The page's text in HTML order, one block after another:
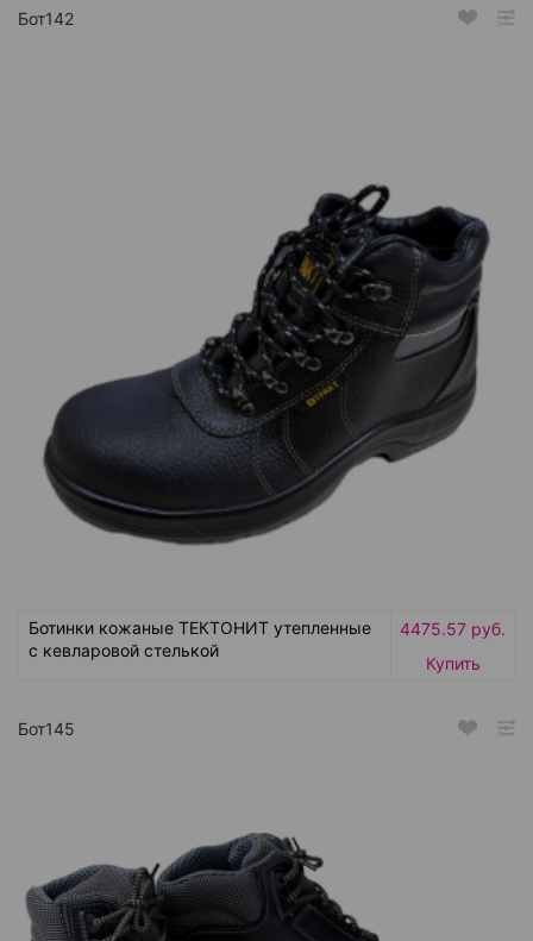
Бот142
Ботинки кожаные ТЕКТОНИТ утепленные
с кевларовой стелькой
4475.57 руб.
Купить
Бот145